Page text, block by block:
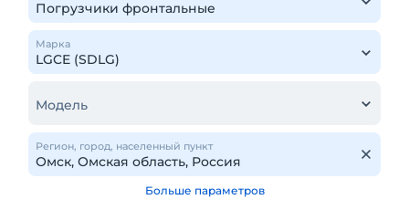
Марка
Модель
Регион, город, населенный пункт
Больше параметров